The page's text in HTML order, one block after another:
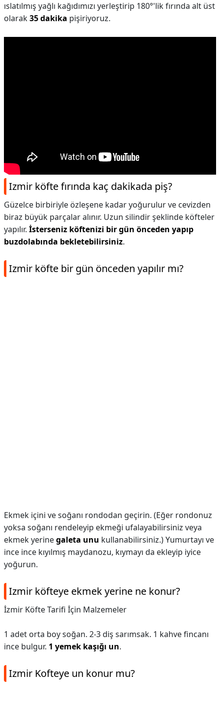
ıslatılmış yağlı kağıdımızı yerleştirip 180°'lik fırında alt üst
olarak35 dakika pişiriyoruz.
Izmir köfte fırında kaç dakikada piş?
Güzelce birbiriyle özleşene kadar yoğurulur ve cevizden
biraz büyük parçalar alınır. Uzun silindir şeklinde köfteler
yapılır. İsterseniz köftenizi bir gün önceden yapıp
buzdolabında bekletebilirsiniz.
Izmir köfte bir gün önceden yapılır mı?
Ekmek içini ve soğanı rondodan geçirin. (Eğer rondonuz
yoksa soğanı rendeleyip ekmeği ufalayabilirsiniz veya
ekmek yerinegaleta unu kullanabilirsiniz.) Yumurtayı ve
ince ince kıyılmış maydanozu, kıymayı da ekleyip iyice
yoğurun.
Izmir köfteye ekmek yerine ne konur?
İzmir Köfte Tarifi İçin Malzemeler
1 adet orta boy soğan. 2-3 diş sarımsak. 1 kahve fincanı
ince bulgur. 1 yemek kaşığı un.
Izmir Kofteye un konur mu?